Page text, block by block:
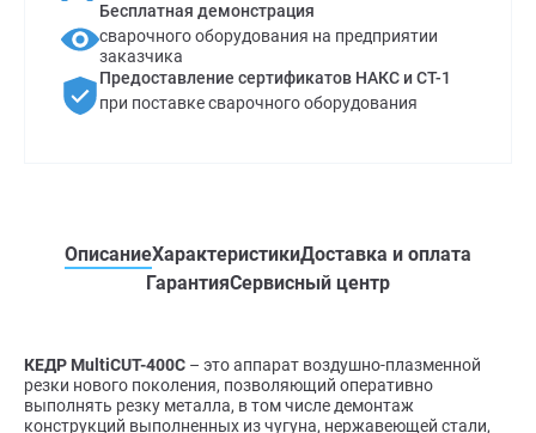
Бесплатная демонстрация
сварочного оборудования на предприятии
заказчика
Предоставление сертификатов НАКС и СТ-1
при поставке сварочного оборудования
ОписаниеХарактеристикиДоставка и оплата
ГарантияСервисный центр
КЕДР MultiCUT-400C – это аппарат воздушно-плазменной
резки нового поколения, позволяющий оперативно
выполнять резку металла, в том числе демонтаж
конструкций выполненных из чугуна, нержавеющей стали,